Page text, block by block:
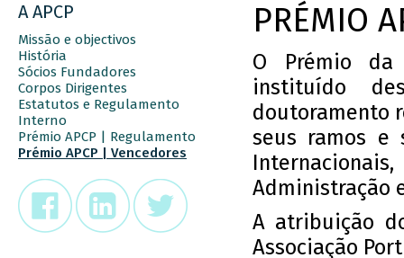
A APCP
Missão e objectivos
História
Sócios Fundadores
Corpos Dirigentes
Estatutos e Regulamento
Interno
Prémio APCP | Regulamento
Prémio APCP | Vencedores
PRÉMIO
O Prémio da
instituído
doutoramento
seus ramos e
Administração
A atribuição
Associação